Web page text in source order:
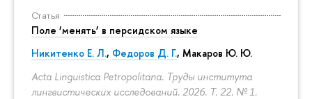
Статья
Поле ‘менять’ в персидском языке
Никитенко Е. Л., Федоров Д. Г., Макаров Ю. Ю.
Acta Linguistica Petropolitana. Труды института
лингвистических исследований. 2026. Т. 22. № 1.